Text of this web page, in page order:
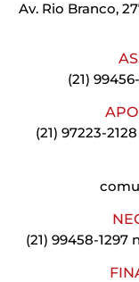
Av. Rio Branco,
(21)
(21) 97223-2128
(21) 99458-1297